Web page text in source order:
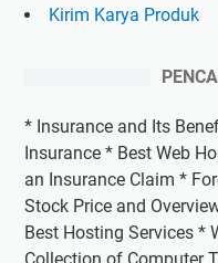
Kirim Karya Produk
* Insurance and Its
Insurance * Best Web
an Insurance Claim *
Stock Price and
Best Hosting Services *